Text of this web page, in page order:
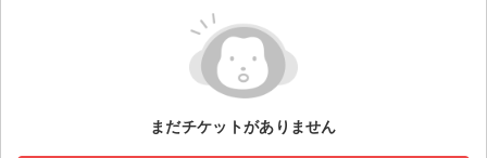
ライブ・コンサート（海外）
まだチケットがありません